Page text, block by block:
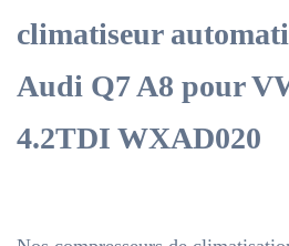
climatiseur
Audi Q7 A8 pour
4.2TDI WXAD020